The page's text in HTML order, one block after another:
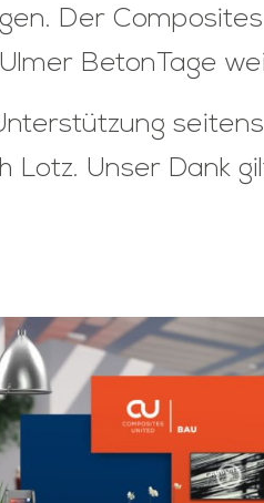
Der
BetonTage
Lotz. Unser